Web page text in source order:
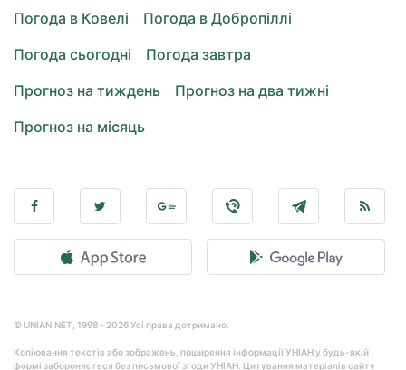
Погода в Ковелі
Погода в Добропіллі
Погода сьогодні
Погода завтра
Прогноз на тиждень
Прогноз на два тижні
Прогноз на місяць
© UNIAN.NET, 1998 - 2026 Усі права дотримано.
Копіювання текстів або зображень, поширення інформації УНІАН у будь-якій
формі забороняється без письмової згоди УНІАН. Цитування матеріалів сайту